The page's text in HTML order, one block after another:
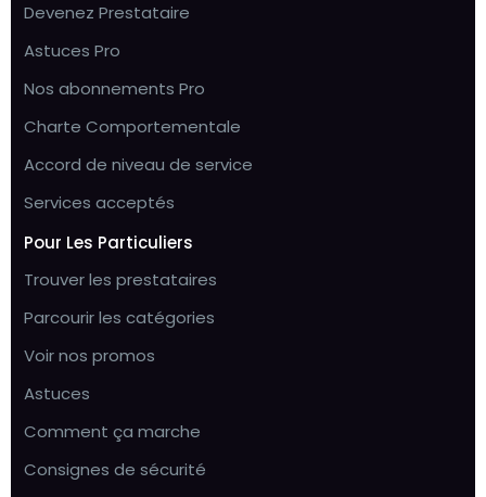
Devenez Prestataire
Astuces Pro
Nos abonnements Pro
Charte Comportementale
Accord de niveau de service
Services acceptés
Pour Les Particuliers
Trouver les prestataires
Parcourir les catégories
Voir nos promos
Astuces
Comment ça marche
Consignes de sécurité